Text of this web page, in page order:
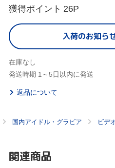
獲得ポイント 26P
入荷のお知ら
在庫なし
発送時期 1～5日以内に発送
返品について
国内アイドル・グラビア ビデ
関連商品